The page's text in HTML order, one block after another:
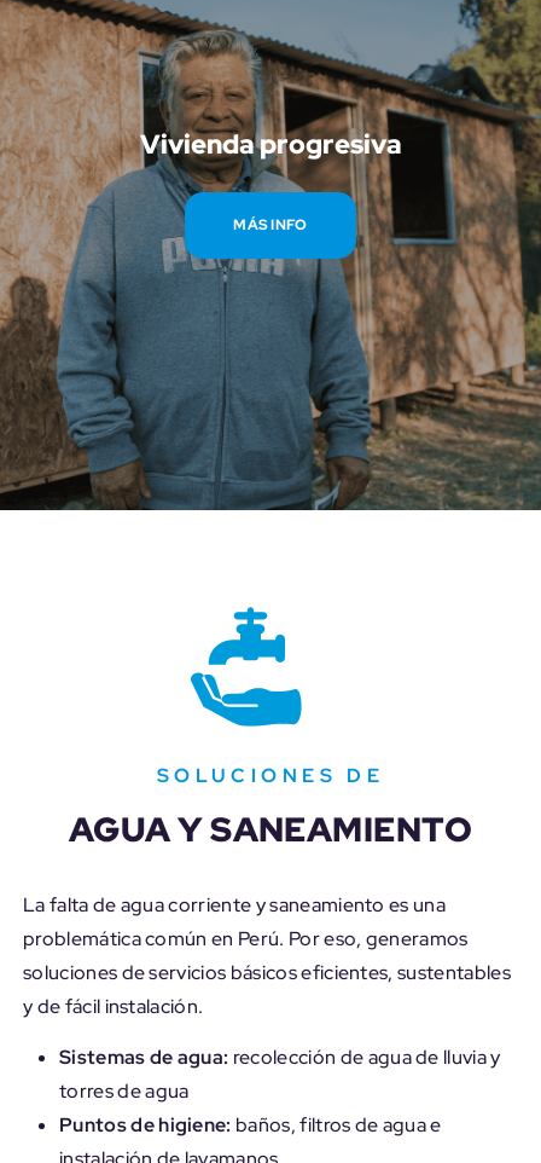
– VOLVER
La vivienda permanente brinda a las familias un
alto estándar habitacional.
Con esta vivienda buscamos un confort térmico,
visual y espacial. Su estructura garantiza resistencia a
vientos fuertes, sismos y otros factores externos. La
materialidad de la vivienda puede ser madera,
concreto, acero o la combinación de éstos.
Vivienda progresiva
MÁS INFO
Es progresiva, flexible y accesible para las
familias de los asentamientos populares.
evolutiva, dando a las familias la posibilidad de
servicios, de acuerdo a sus necesidades.
SOLUCIONES DE
AGUA Y SANEAMIENTO
La falta de agua corriente y saneamiento es una
problemática común en Perú. Por eso, generamos
soluciones de servicios básicos eficientes, sustentables
y de fácil instalación.
Sistemas de agua: recolección de agua de lluvia y
torres de agua
Puntos de higiene: baños, filtros de agua e